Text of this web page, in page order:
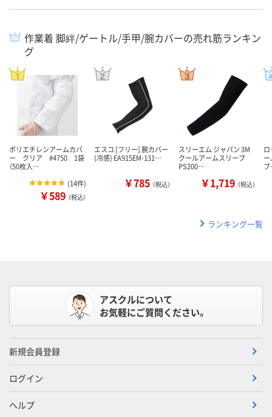
作業着 脚絆/ゲートル/手甲/腕カバーの売れ筋ランキン
グ
ポリエチレンアームカバ
ー クリア #4750 1袋
（50枚入…
(14件)
￥589 （税込）
エスコ [フリー] 腕カバー
(冷感) EA915EM-131…
￥785 （税込）
スリーエム ジャパン 3M
クールアームスリーブ
PS200…
￥1,719 （税込）
ランキング一覧
アスクルについて
お気軽にご質問ください。
新規会員登録
ログイン
ヘルプ